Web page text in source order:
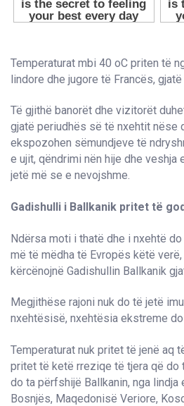
Temperaturat mbi 40 oC priten të
lindore dhe jugore të Francës,
Të gjithë banorët dhe vizitorët
gjatë periudhës së të nxehtit nëse
ekspozohen sëmundjeve të
e ujit, qëndrimi nën hije dhe veshja
jetë më se e nevojshme.
Gadishulli i Ballkanik pritet të
Ndërsa moti i thatë dhe i nxehtë
më të mëdha të Evropës këtë
kërcënojnë Gadishullin Ballkanik
Megjithëse rajoni nuk do të jetë
nxehtësisë, nxehtësia ekstreme
Temperaturat nuk pritet të jenë aq
pritet të ketë rreziqe të tjera që do
do ta përfshijë Ballkanin, nga lindja
Bosnjës, Maqedonisë Veriore,